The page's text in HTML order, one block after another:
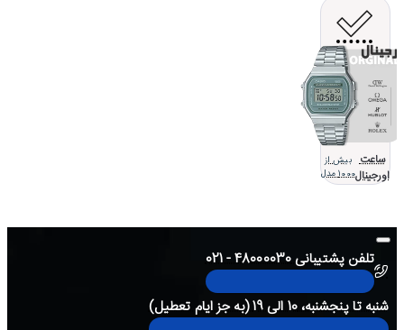
ساعت
اورجینال
بیش از
1000 مدل
تلفن پشتیبانی 48000030 - 021
شنبه تا پنجشنبه، 10 الی 19 (به جز ایام تعطیل)